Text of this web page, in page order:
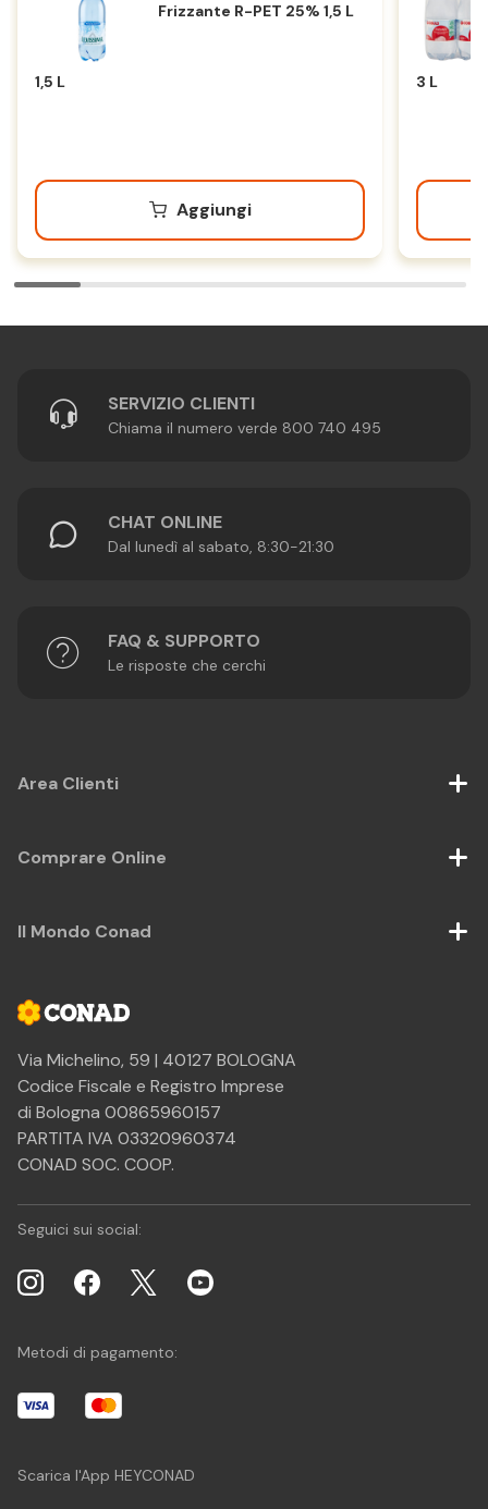
Frizzante R-PET 25% 1,5 L
1,5 L
Aggiungi
3 L
SERVIZIO CLIENTI
Chiama il numero verde 800 740 495
CHAT ONLINE
Dal lunedì al sabato, 8:30-21:30
FAQ & SUPPORTO
Le risposte che cerchi
Via Michelino, 59 | 40127 BOLOGNA
Codice Fiscale e Registro Imprese
di Bologna 00865960157
PARTITA IVA 03320960374
CONAD SOC. COOP.
Area Clienti
Comprare Online
Il Mondo Conad
Seguici sui social:
Metodi di pagamento:
Scarica l'App HEYCONAD